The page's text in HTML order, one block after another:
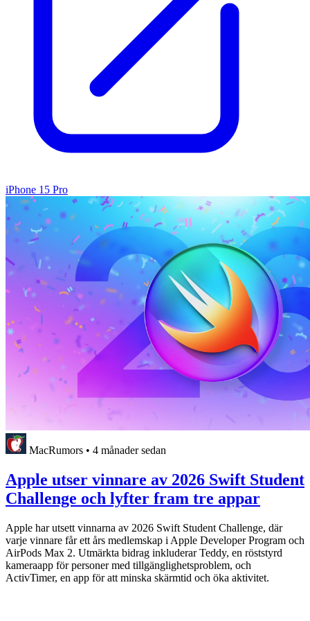
iPhone 15 Pro
MacRumors • 4 månader sedan
Apple utser vinnare av 2026 Swift Student
Challenge och lyfter fram tre appar
Apple har utsett vinnarna av 2026 Swift Student Challenge, där
varje vinnare får ett års medlemskap i Apple Developer Program och
AirPods Max 2. Utmärkta bidrag inkluderar Teddy, en röststyrd
kameraapp för personer med tillgänglighetsproblem, och
ActivTimer, en app för att minska skärmtid och öka aktivitet.